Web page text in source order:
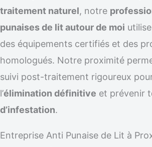
traitement naturel, notre
punaises de lit autour de moi
des équipements certifiés et des
homologués. Notre proximité
suivi post-traitement rigoureux
l’élimination définitive et prévenir
d’infestation.
Entreprise Anti Punaise de Lit à